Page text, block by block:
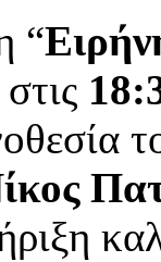
“
στις